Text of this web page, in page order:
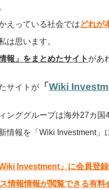
えっている社会ではどれが
は思います。
報」をまとめたサイト があ
サイトが 「Wiki
ンググループは海外27カ国
情報を「Wiki Investment」
Investment」に会員登録
情報情報が閲覧できる有料